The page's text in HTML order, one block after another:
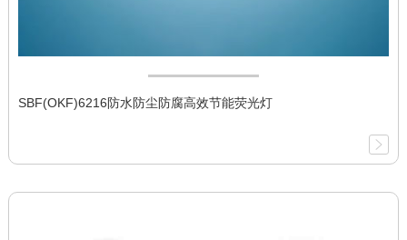
SBF(OKF)6216防水防尘防腐高效节能荧光灯